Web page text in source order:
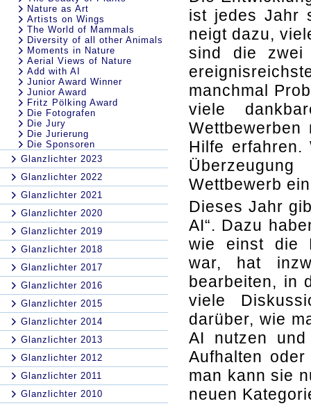
Nature as Art
Artists on Wings
The World of Mammals
Diversity of all other Animals
Moments in Nature
Aerial Views of Nature
Add with AI
Junior Award Winner
Junior Award
Fritz Pölking Award
Die Fotografen
Die Jury
Die Jurierung
Die Sponsoren
Glanzlichter 2023
Glanzlichter 2022
Glanzlichter 2021
Glanzlichter 2020
Glanzlichter 2019
Glanzlichter 2018
Glanzlichter 2017
Glanzlichter 2016
Glanzlichter 2015
Glanzlichter 2014
Glanzlichter 2013
Glanzlichter 2012
Glanzlichter 2011
Glanzlichter 2010
ist jedes Jahr
neigt dazu,
sind die
manchmal
viele
Hilfe
Wettbewerb
Dieses Jahr
AI“. Dazu
wie einst die
war, hat
bearbeiten, in
viele
darüber, wie
AI nutzen
Aufhalten
man kann sie
neuen